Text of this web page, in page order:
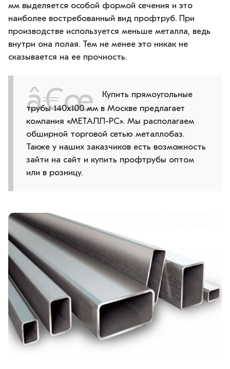
мм выделяется особой формой сечения и это
наиболее востребованный вид профтруб. При
производстве используется меньше металла, ведь
внутри она полая. Тем не менее это никак не
сказывается на ее прочность.
Купить прямоугольные
трубы 140х100 мм в Москве предлагает
компания «МЕТАЛЛ-РС». Мы располагаем
обширной торговой сетью металлобаз.
Также у наших заказчиков есть возможность
зайти на сайт и купить профтрубы оптом
или в розницу.